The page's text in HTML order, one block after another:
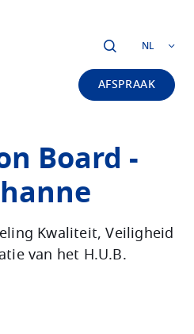
NL
AFSPRAAK
Board -
Kwaliteit, Veiligheid
van het H.U.B.